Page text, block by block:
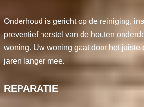
Onderhoud is gericht op de reiniging,
preventief herstel van de houten
woning. Uw woning gaat door het juiste
jaren langer mee.
REPARATIE